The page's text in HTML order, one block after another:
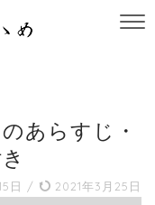
あらすじ・
日 / 2021年3月25日